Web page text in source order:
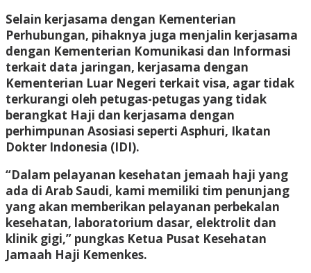
Selain kerjasama dengan Kementerian
Perhubungan, pihaknya juga menjalin kerjasama
dengan Kementerian Komunikasi dan Informasi
terkait data jaringan, kerjasama dengan
Kementerian Luar Negeri terkait visa, agar tidak
terkurangi oleh petugas-petugas yang tidak
berangkat Haji dan kerjasama dengan
perhimpunan Asosiasi seperti Asphuri, Ikatan
Dokter Indonesia (IDI).
“Dalam pelayanan kesehatan jemaah haji yang
ada di Arab Saudi, kami memiliki tim penunjang
yang akan memberikan pelayanan perbekalan
kesehatan, laboratorium dasar, elektrolit dan
klinik gigi,” pungkas Ketua Pusat Kesehatan
Jamaah Haji Kemenkes.